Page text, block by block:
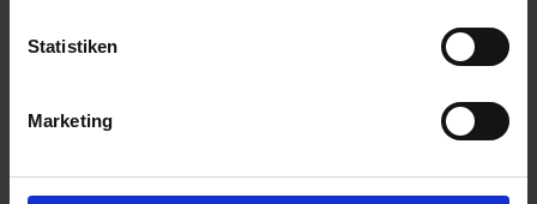
Statistiken
Marketing
Preis auf Anfrage Preis auf Anfrage